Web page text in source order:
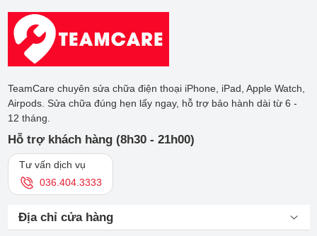
TeamCare chuyên sửa chữa điện thoại iPhone, iPad, Apple Watch,
Airpods. Sửa chữa đúng hẹn lấy ngay, hỗ trợ bảo hành dài từ 6 -
12 tháng.
Hỗ trợ khách hàng (8h30 - 21h00)
Tư vấn dịch vụ
036.404.3333
Địa chỉ cửa hàng